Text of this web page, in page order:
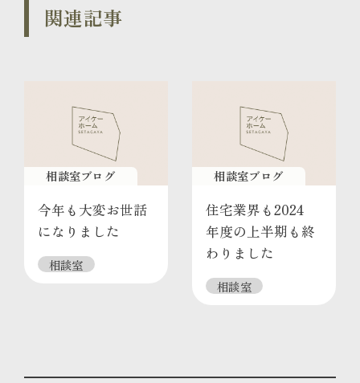
関連記事
相談室ブログ
今年も大変お世話
になりました
相談室
相談室ブログ
住宅業界も2024
年度の上半期も終
わりました
相談室